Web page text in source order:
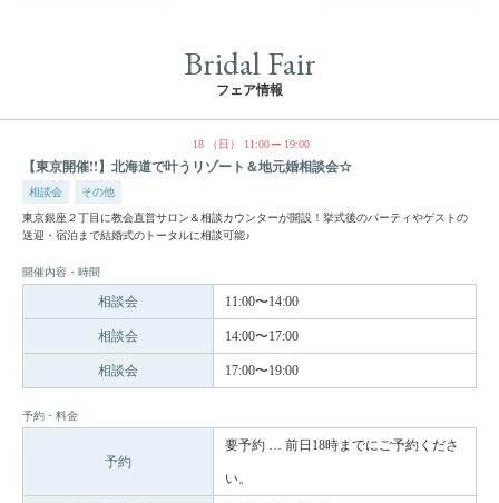
Bridal Fair
フェア情報
18 （日） 11:00 19:00
【東京開催!!】北海道で叶うリゾート＆地元婚相談会☆
相談会 その他
東京銀座２丁目に教会直営サロン＆相談カウンターが開設！挙式後のパーティやゲストの
送迎・宿泊まで結婚式のトータルに相談可能♪
開催内容・時間
相談会 11:00〜14:00
相談会 14:00〜17:00
相談会 17:00〜19:00
予約・料金
予約
要予約 … 前日18時までにご予約くださ
い。